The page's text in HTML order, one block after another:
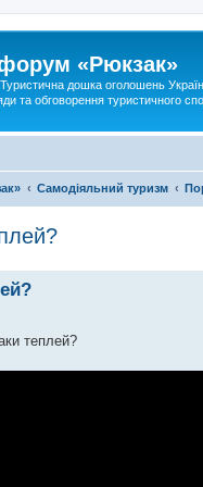
«Рюкзак»
дошка оголошень
та обговорення туристичного
Самодіяльний туризм
теплей?